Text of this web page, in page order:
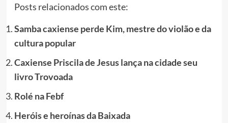
Posts relacionados com este:
Samba caxiense perde Kim, mestre do violão e da
cultura popular
Caxiense Priscila de Jesus lança na cidade seu
livro Trovoada
Rolé na Febf
Heróis e heroínas da Baixada